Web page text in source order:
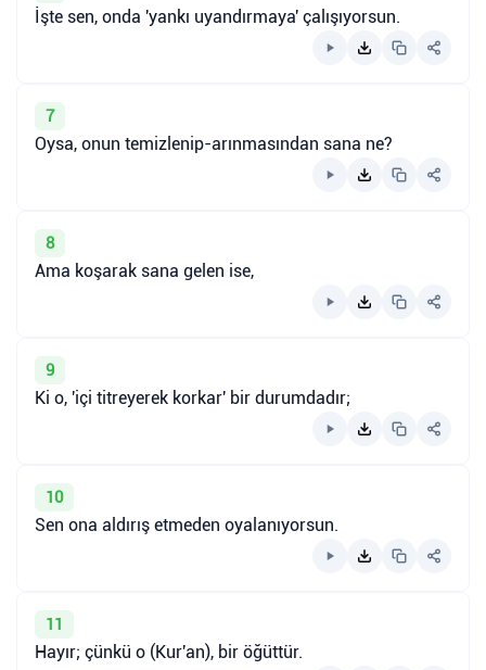
İşte sen, onda 'yankı uyandırmaya' çalışıyorsun.
7
Oysa, onun temizlenip-arınmasından sana ne?
8
Ama koşarak sana gelen ise,
9
Ki o, 'içi titreyerek korkar' bir durumdadır;
10
Sen ona aldırış etmeden oyalanıyorsun.
11
Hayır; çünkü o (Kur'an), bir öğüttür.